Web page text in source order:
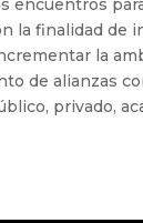
encuentros
la finalidad de
la
de alianzas
privado,